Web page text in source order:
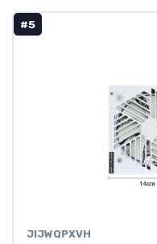
#5
JIJWQPXVH